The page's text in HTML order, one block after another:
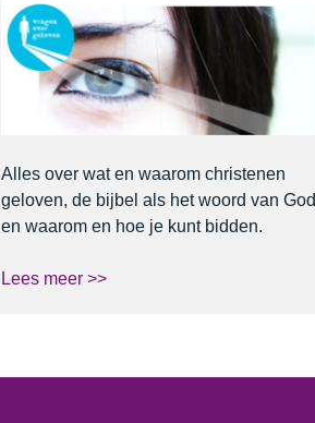
Alles over wat en waarom christenen
geloven, de bijbel als het woord van God
en waarom en hoe je kunt bidden.
Lees meer >>